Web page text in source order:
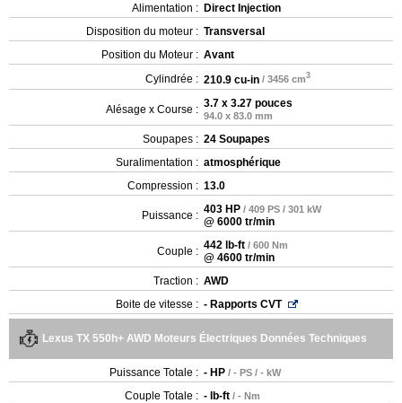
Alimentation : Direct Injection
Disposition du moteur : Transversal
Position du Moteur : Avant
Cylindrée : 210.9 cu-in / 3456 cm3
Alésage x Course : 3.7 x 3.27 pouces
94.0 x 83.0 mm
Soupapes : 24 Soupapes
Suralimentation : atmosphérique
Compression : 13.0
Puissance : 403 HP / 409 PS / 301 kW
@ 6000 tr/min
Couple : 442 lb-ft / 600 Nm
@ 4600 tr/min
Traction : AWD
Boite de vitesse : - Rapports CVT
Lexus TX 550h+ AWD Moteurs Électriques Données Techniques
Puissance Totale : - HP / - PS / - kW
Couple Totale : - lb-ft / - Nm